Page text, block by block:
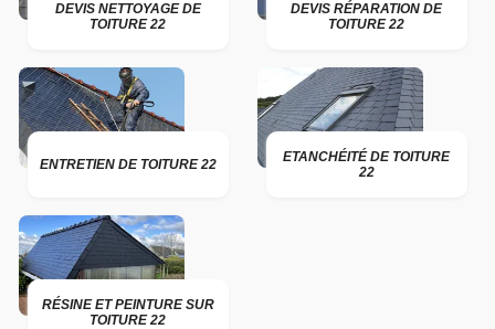
DEVIS NETTOYAGE DE
TOITURE 22
DEVIS RÉPARATION DE
TOITURE 22
ENTRETIEN DE TOITURE 22
ETANCHÉITÉ DE TOITURE
22
RÉSINE ET PEINTURE SUR
TOITURE 22